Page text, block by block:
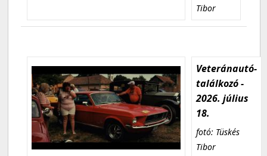
Tibor
Veteránautó-
találkozó -
2026. július
18.
fotó: Tüskés
Tibor